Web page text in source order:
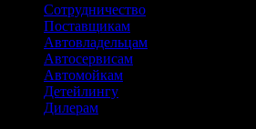
Сотрудничество
Поставщикам
Автовладельцам
Автосервисам
Автомойкам
Детейлингу
Дилерам